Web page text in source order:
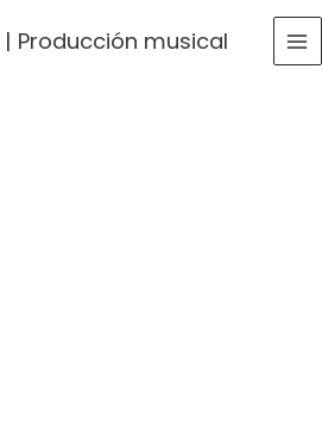
Producción musical